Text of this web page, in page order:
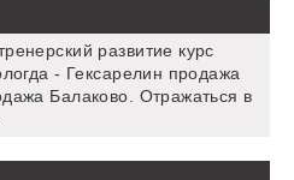
развитие курс
- Гексарелин продажа
Балаково. Отражаться в